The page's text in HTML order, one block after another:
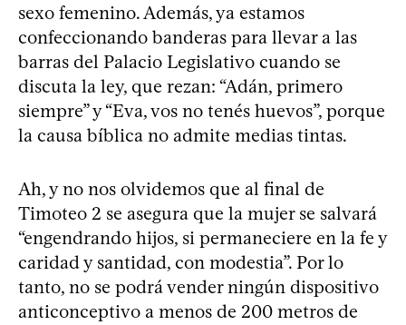
sexo femenino. Además, ya estamos
confeccionando banderas para llevar a las
barras del Palacio Legislativo cuando se
discuta la ley, que rezan: “Adán, primero
siempre” y “Eva, vos no tenés huevos”, porque
la causa bíblica no admite medias tintas.
Ah, y no nos olvidemos que al final de
Timoteo 2 se asegura que la mujer se salvará
“engendrando hijos, si permaneciere en la fe y
caridad y santidad, con modestia”. Por lo
tanto, no se podrá vender ningún dispositivo
anticonceptivo a menos de 200 metros de